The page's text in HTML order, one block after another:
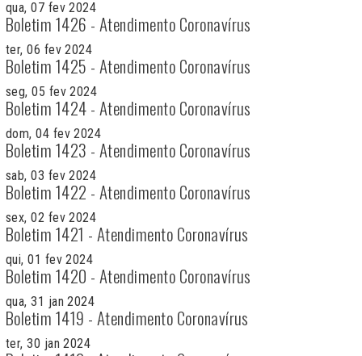
qua, 07 fev 2024
Boletim 1426 - Atendimento Coronavírus
ter, 06 fev 2024
Boletim 1425 - Atendimento Coronavírus
seg, 05 fev 2024
Boletim 1424 - Atendimento Coronavírus
dom, 04 fev 2024
Boletim 1423 - Atendimento Coronavírus
sab, 03 fev 2024
Boletim 1422 - Atendimento Coronavírus
sex, 02 fev 2024
Boletim 1421 - Atendimento Coronavírus
qui, 01 fev 2024
Boletim 1420 - Atendimento Coronavírus
qua, 31 jan 2024
Boletim 1419 - Atendimento Coronavírus
ter, 30 jan 2024